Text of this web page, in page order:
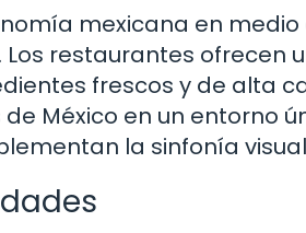
mexicana en
Los restaurantes
frescos y de alta
México en un entorno
la sinfonía